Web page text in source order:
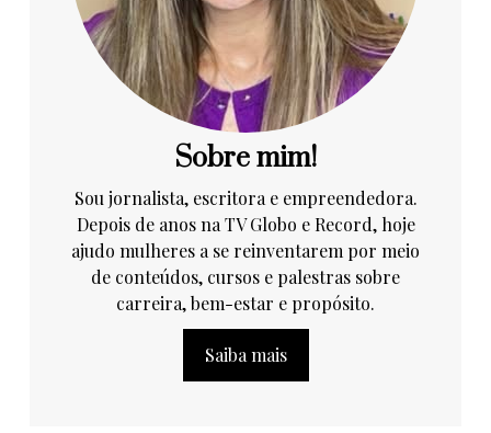
Sobre mim!
Sou jornalista, escritora e empreendedora.
Depois de anos na TV Globo e Record, hoje
ajudo mulheres a se reinventarem por meio
de conteúdos, cursos e palestras sobre
carreira, bem-estar e propósito.
Saiba mais